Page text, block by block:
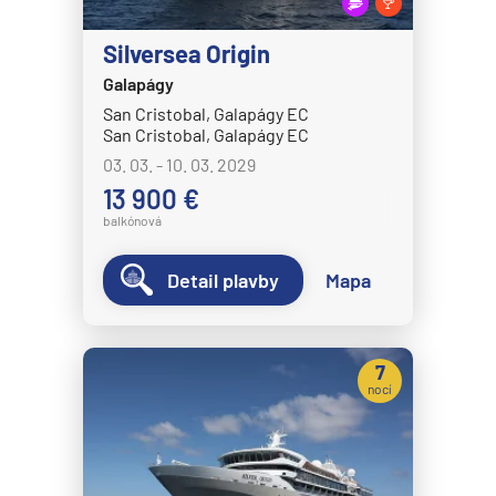
MS Nordlys
MS Nordnorge
MS Nordstjernen
MS Otto Sverdrup
MS Polarlys
MS Richard With
MS Trollfjord
MS Vesteralen
MSC Cruises
MSC Bellissima
MSC Divina
Silversea Origin
Galapágy
San Cristobal, Galapágy EC
San Cristobal, Galapágy EC
03. 03. - 10. 03. 2029
13 900 €
balkónová
Detail plavby Mapa
7
nocí